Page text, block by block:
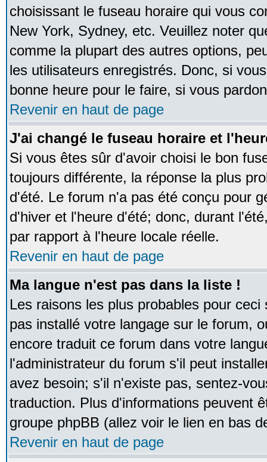
choisissant le fuseau horaire qui vous
New York, Sydney, etc. Veuillez noter
comme la plupart des autres options,
les utilisateurs enregistrés. Donc, si
bonne heure pour le faire, si vous
Revenir en haut de page
J'ai changé le fuseau horaire et
Si vous êtes sûr d'avoir choisi le bon
toujours différente, la réponse la plus
d'été. Le forum n'a pas été conçu pour
d'hiver et l'heure d'été; donc, durant
par rapport à l'heure locale réelle.
Revenir en haut de page
Ma langue n'est pas dans la liste !
Les raisons les plus probables pour
pas installé votre langage sur le forum,
encore traduit ce forum dans votre
l'administrateur du forum s'il peut
avez besoin; s'il n'existe pas, sentez-
traduction. Plus d'informations peuvent
groupe phpBB (allez voir le lien en bas
Revenir en haut de page